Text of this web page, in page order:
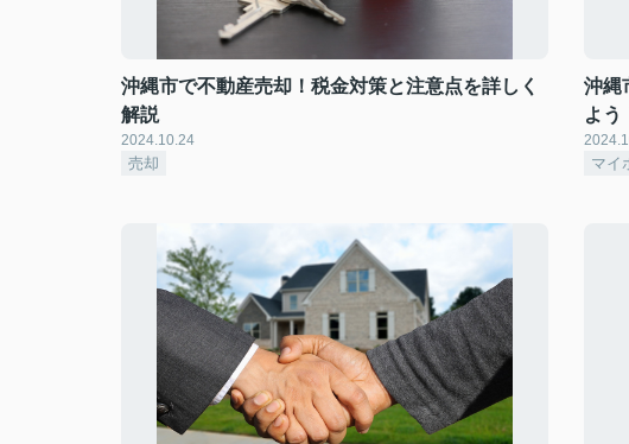
沖縄市で不動産売却！税金対策と注意点を詳しく
解説
2024.10.24
売却
沖縄
よう
マイ